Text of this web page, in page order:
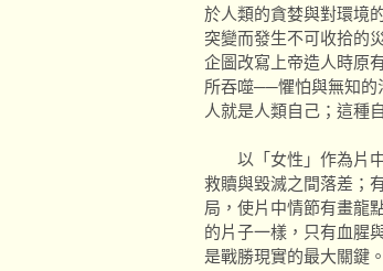
於人類的貪婪與對環境
突變而發生不可收拾的
企圖改寫上帝造人時原
所吞噬──懼怕與無知的
人就是人類自己；這種
以「女性」作為片中
救贖與毀滅之間落差；
局，使片中情節有畫龍
的片子一樣，只有血腥
是戰勝現實的最大關鍵。